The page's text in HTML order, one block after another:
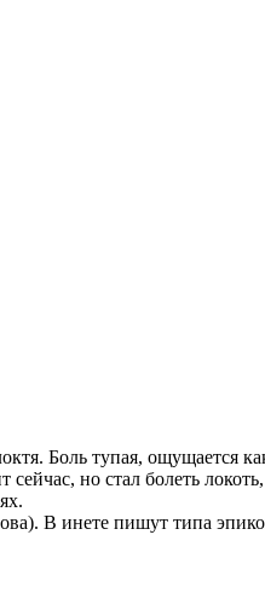
Боль тупая, ощущается
но стал болеть
В инете пишут типа